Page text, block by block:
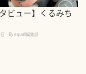
タビュー】くるみち
By equall編集部